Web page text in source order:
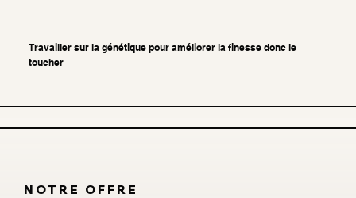
Travailler sur la génétique pour améliorer la finesse donc le
toucher
NOTRE OFFRE